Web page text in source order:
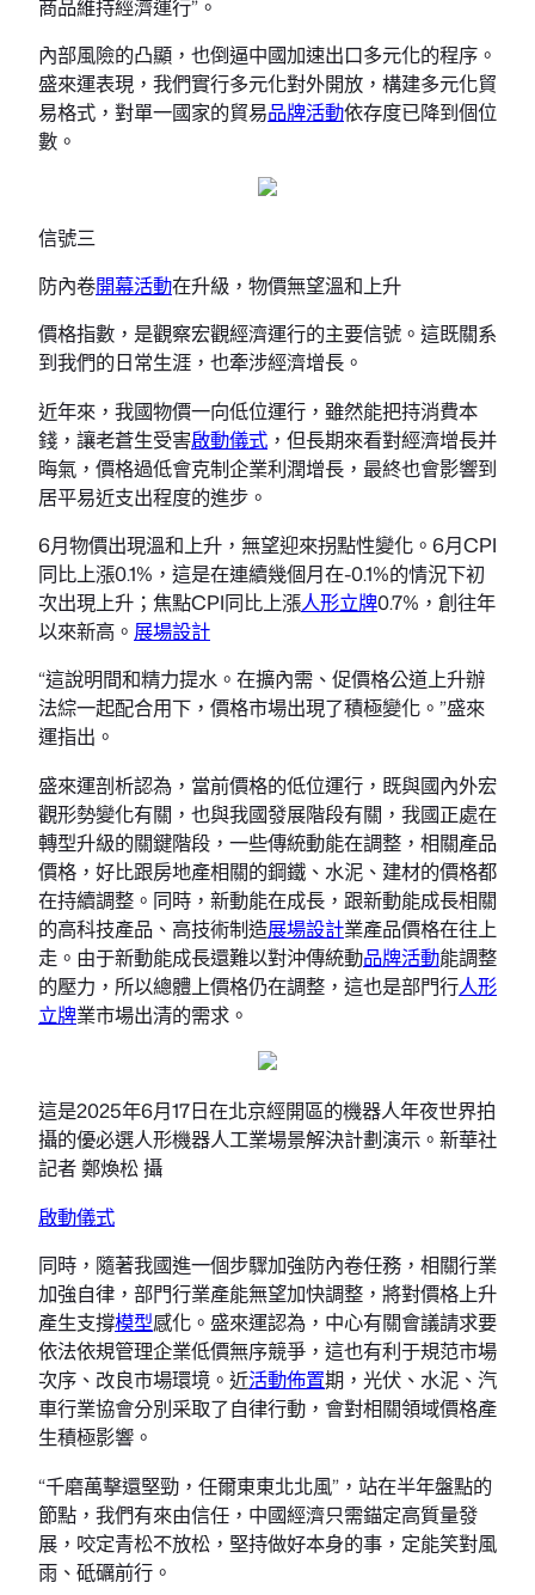
商品維持經濟運行”。
內部風險的凸顯，也倒逼中國加速出口多元化的程序。
盛來運表現，我們實行多元化對外開放，構建多元化貿
易格式，對單一國家的貿易品牌活動依存度已降到個位
數。
信號三
防內卷開幕活動在升級，物價無望溫和上升
價格指數，是觀察宏觀經濟運行的主要信號。這既關系
到我們的日常生涯，也牽涉經濟增長。
近年來，我國物價一向低位運行，雖然能把持消費本
錢，讓老蒼生受害啟動儀式 ，但長期來看對經濟增長并
晦氣，價格過低會克制企業利潤增長，最終也會影響到
居平易近支出程度的進步。
6月物價出現溫和上升，無望迎來拐點性變化。6月CPI
同比上漲0.1%，這是在連續幾個月在-0.1%的情況下初
次出現上升；焦點CPI同比上漲人形立牌0.7%，創往年
以來新高。 展場設計
“這說明間和精力提水。在擴內需、促價格公道上升辦
法綜一起配合用下，價格市場出現了積極變化。”盛來
運指出。
盛來運剖析認為，當前價格的低位運行，既與國內外宏
觀形勢變化有關，也與我國發展階段有關，我國正處在
轉型升級的關鍵階段，一些傳統動能在調整，相關產品
價格，好比跟房地產相關的鋼鐵、水泥、建材的價格都
在持續調整。同時，新動能在成長，跟新動能成長相關
的高科技產品、高技術制造展場設計業產品價格在往上
走。由于新動能成長還難以對沖傳統動品牌活動能調整
的壓力，所以總體上價格仍在調整，這也是部門行人形
立牌業市場出清的需求。
這是2025年6月17日在北京經開區的機器人年夜世界拍
攝的優必選人形機器人工業場景解決計劃演示。新華社
記者 鄭煥松 攝
啟動儀式
同時，隨著我國進一個步驟加強防內卷任務，相關行業
加強自律，部門行業產能無望加快調整，將對價格上升
產生支撐模型感化。盛來運認為，中心有關會議請求要
依法依規管理企業低價無序競爭，這也有利于規范市場
次序、改良市場環境。近活動佈置期，光伏、水泥、汽
車行業協會分別采取了自律行動，會對相關領域價格產
生積極影響。
“千磨萬擊還堅勁，任爾東東北北風”，站在半年盤點的
節點，我們有來由信任，中國經濟只需錨定高質量發
展，咬定青松不放松，堅持做好本身的事，定能笑對風
雨、砥礪前行。